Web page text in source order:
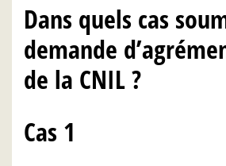
Dans quels cas
demande
de la CNIL ?
Cas 1